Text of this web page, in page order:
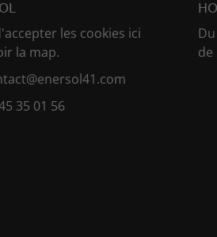
les cookies ici
la map.
35 01 56
de